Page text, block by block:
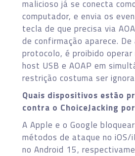
malicioso já se conecta
computador, e envia os
tecla de que precisa via
de confirmação aparece. De
protocolo, é proibido operar
host USB e AOAP em
restrição costuma ser
Quais dispositivos estão
contra o ChoiceJacking por
A Apple e o Google
métodos de ataque no iOS/
no Android 15,